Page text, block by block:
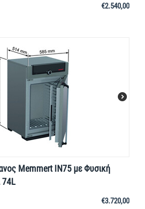
€2.540,00
Memmert IN75 με Φυσική
74L
€3.720,00